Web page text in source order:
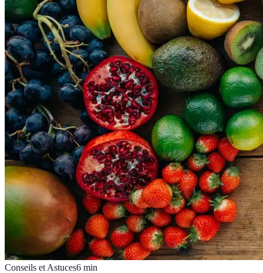
Conseils et Astuces6 min